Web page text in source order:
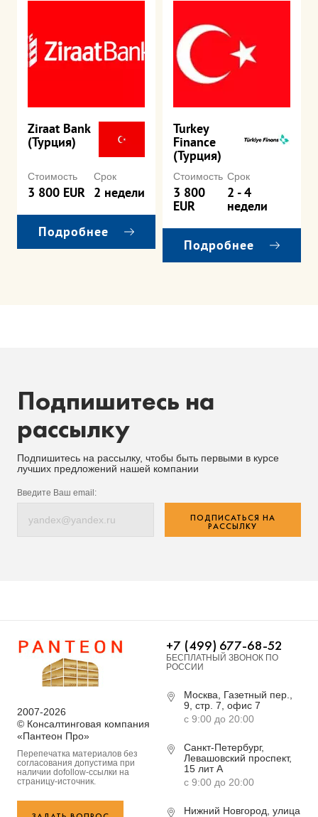
Ziraat Bank
(Турция)
Стоимость
3 800 EUR
Срок
2 недели
Подробнее
Turkey
Finance
(Турция)
Стоимость
3 800
EUR
Срок
2 - 4
недели
Подробнее
Подпишитесь на
рассылку
Подпишитесь на рассылку, чтобы быть первыми в курсе
лучших предложений нашей компании
Введите Ваш email:
ПОДПИСАТЬСЯ НА
РАССЫЛКУ
2007-2026
© Консалтинговая компания
«Пантеон Про»
Перепечатка материалов без
согласования допустима при
наличии dofollow-ссылки на
страницу-источник.
+7 (499) 677-68-52
БЕСПЛАТНЫЙ ЗВОНОК ПО
РОССИИ
Москва, Газетный пер.,
9, стр. 7, офис 7
с 9:00 до 20:00
Санкт-Петербург,
Левашовский проспект,
15 лит А
с 9:00 до 20:00
Нижний Новгород, улица